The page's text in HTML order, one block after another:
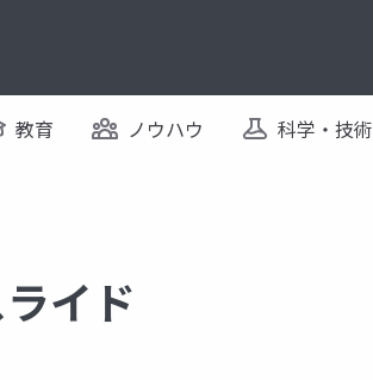
教育 ノウハウ 科学・技術
イド